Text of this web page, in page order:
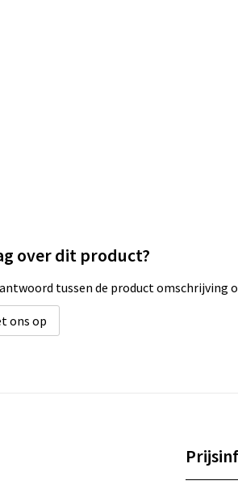
over dit product?
tussen de product omschrijving
ons op